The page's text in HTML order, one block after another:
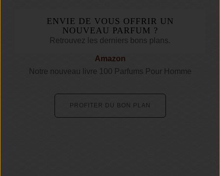
ENVIE DE VOUS OFFRIR UN
NOUVEAU PARFUM ?
Retrouvez les derniers bons plans.
Amazon
Notre nouveau livre 100 Parfums Pour Homme
PROFITER DU BON PLAN